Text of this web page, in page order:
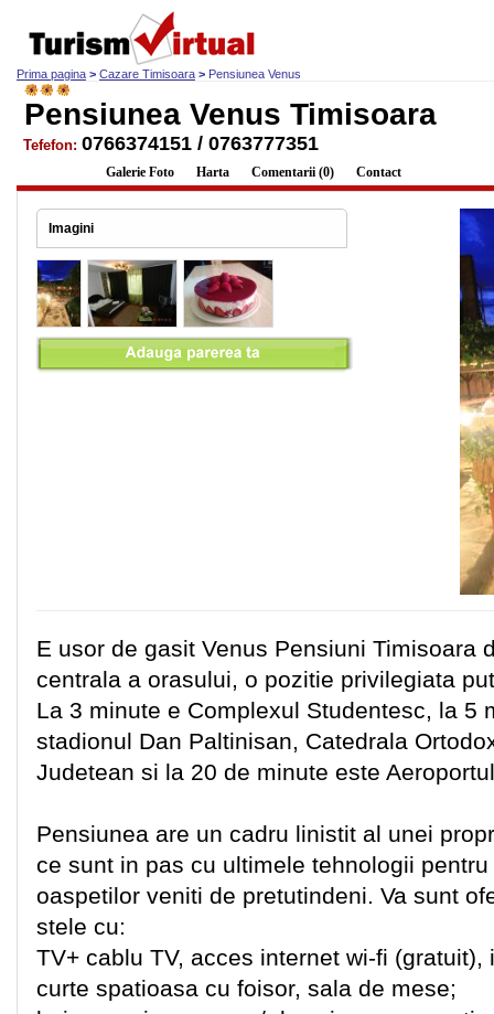
Prima pagina > Cazare Timisoara > Pensiunea Venus
Pensiunea Venus Timisoara
Tefefon: 0766374151 / 0763777351
Galerie Foto Harta Comentarii (0) Contact
Imagini
E usor de gasit Venus Pensiuni Timisoara
centrala a orasului, o pozitie privilegiata
La 3 minute e Complexul Studentesc, la 5
stadionul Dan Paltinisan, Catedrala
Judetean si la 20 de minute este
Pensiunea are un cadru linistit al unei
ce sunt in pas cu ultimele tehnologii
oaspetilor veniti de pretutindeni. Va sunt
stele cu:
TV+ cablu TV, acces internet wi-fi (gratuit),
curte spatioasa cu foisor, sala de mese;